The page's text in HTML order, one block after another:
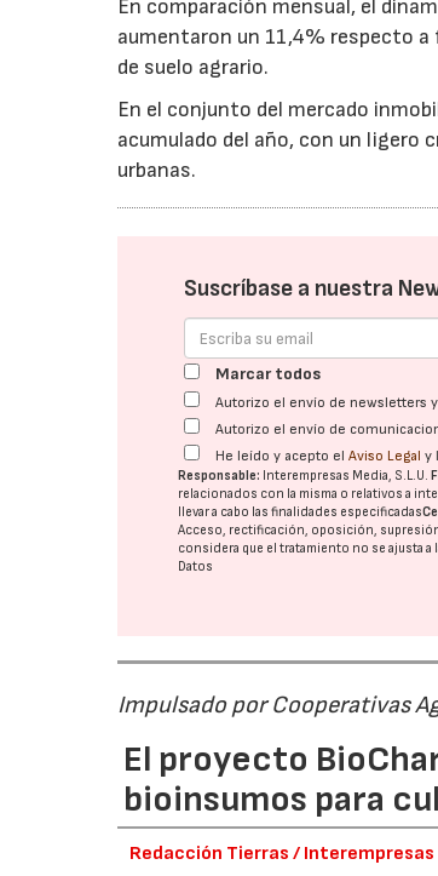
En comparación mensual, el
aumentaron un 11,4% respecto a
de suelo agrario.
En el conjunto del mercado
acumulado del año, con un
urbanas.
Suscríbase a nuestra
Marcar todos
Autorizo el envío de newsletters
Autorizo el envío de
He leído y acepto elAviso Legal y
Responsable: Interempresas Media, S.L.U.
relacionados con la misma o relativos a
llevar a cabo las finalidades especificadas
Acceso, rectificación, oposición,
considera que el tratamiento no se ajusta
Datos
Impulsado por Cooperativas
El proyecto
bioinsumos para
Redacción Tierras / Interempresas